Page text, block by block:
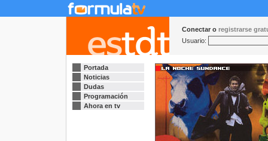
Conectar o registrarse
Usuario:
Portada
Noticias
Dudas
Programación
Ahora en tv